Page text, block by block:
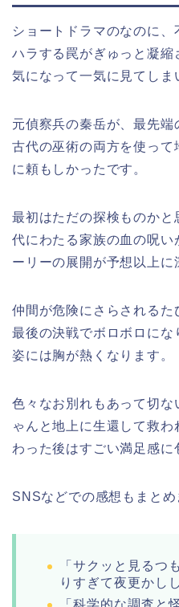
ショートドラマのなのに
ハラする罠がぎゅっと凝
気になって一気に見てしま
元偵察兵の秦岳が、最先
古代の巫術の両方を使って
に頼もしかったです。
最初はただの探検ものか
代にわたる家族の血の呪い
ーリーの展開が予想以上に
仲間が危険にさらされるた
最後の決戦でボロボロにな
姿には胸が熱くなります。
色々なお別れもあって切な
ゃんと地上に生還して救
わった後はすごい満足感に
SNSなどでの感想もまとめ
「サクッと見るつ
りすぎて夜更かし
「科学的な調査と